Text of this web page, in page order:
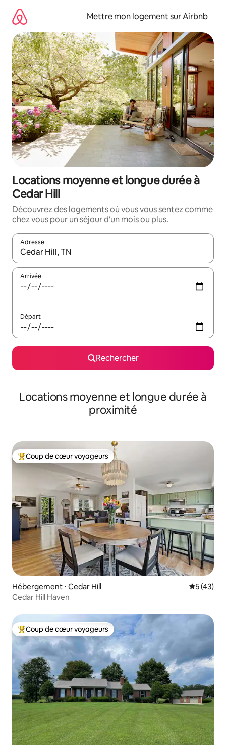
directement
contenu
Mettre mon logement sur Airbnb
Locations moyenne et longue durée à
Cedar Hill
Découvrez des logements où vous vous sentez comme
chez vous pour un séjour d'un mois ou plus.
Adresse
Lorsque les résultats s'affichent, utilisez les flèches vers le
Arrivée
Départ
Rechercher
Locations moyenne et longue durée à
proximité
Coups de cœur voyageurs les plus appréciés
Coup de cœur voyageurs
Hébergement ⋅ Cedar Hill
5 (43)
Cedar Hill Haven
Coups de cœur voyageurs les plus appréciés
Coup de cœur voyageurs